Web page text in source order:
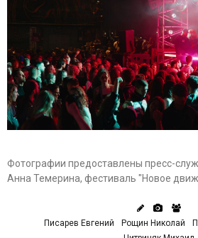
Фотографии предоставлены пресс-
Анна Темерина, фестиваль "Новое
Писарев Евгений Рощин Николай